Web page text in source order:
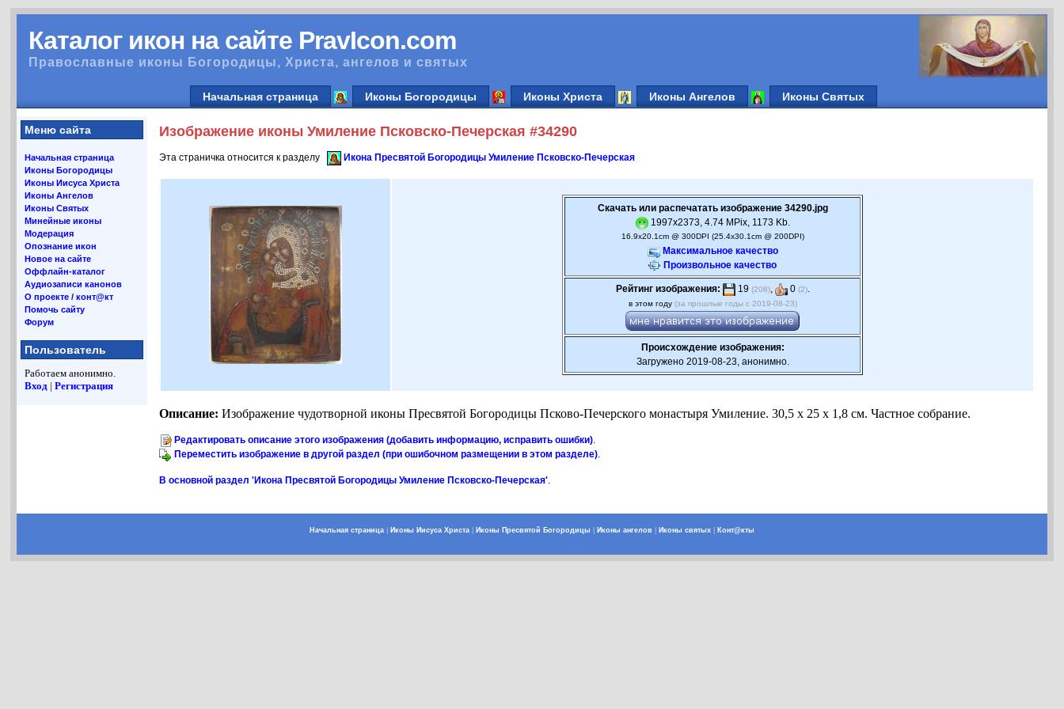
Каталог икон на сайте PravIcon.com
Православные иконы Богородицы, Христа, ангелов и святых
Начальная страница Иконы Богородицы Иконы Христа Иконы Ангелов Иконы Святых
Меню сайта
Начальная страница
Иконы Богородицы
Иконы Иисуса Христа
Иконы Ангелов
Иконы Святых
Минейные иконы
Модерация
Опознание икон
Новое на сайте
Оффлайн-каталог
Аудиозаписи канонов
О проекте / конт@кт
Помочь сайту
Форум
Пользователь
Работаем анонимно.
Вход |Регистрация
Изображение иконы Умиление Псковско-Печерская #34290
Эта страничка относится к разделу Икона Пресвятой Богородицы Умиление Псковско-Печерская
Скачать или распечатать изображение 34290.jpg
1997x2373, 4.74 MPix, 1173 Kb.
16.9x20.1cm @ 300DPI (25.4x30.1cm @ 200DPI)
Максимальное качество
Произвольное качество
Рейтинг изображения: 19 (208), 0 (2).
в этом году (за прошлые годы с 2019-08-23)
Происхождение изображения:
Загружено 2019-08-23, анонимно.
Описание: Изображение чудотворной иконы Пресвятой Богородицы Псково-Печерского монастыря Умиление. 30,5 х 25 х 1,8 см. Частное собрание.
Редактировать описание этого изображения (добавить информацию, исправить ошибки).
Переместить изображение в другой раздел (при ошибочном размещении в этом разделе).
В основной раздел 'Икона Пресвятой Богородицы Умиление Псковско-Печерская'.
Начальная страница Иконы Иисуса Христа Иконы Пресвятой Богородицы Иконы ангелов Иконы святых Конт@кты